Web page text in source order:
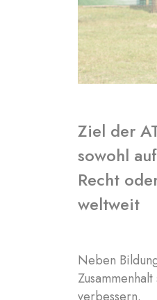
Ziel der
sowohl
Recht
weltweit
Neben